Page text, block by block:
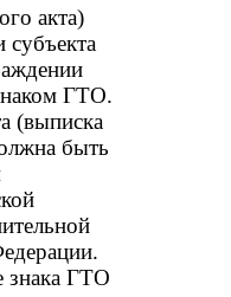
акта)
субъекта
ГТО.
(выписка
быть
знака ГТО